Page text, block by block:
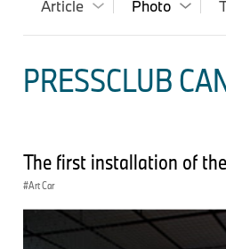
Article Photo
PRESSCLUB
The first installation of
Art Car